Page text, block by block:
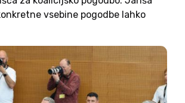
vsebine pogodbe lahko
»Uskladili smo izhodišča za
To je...